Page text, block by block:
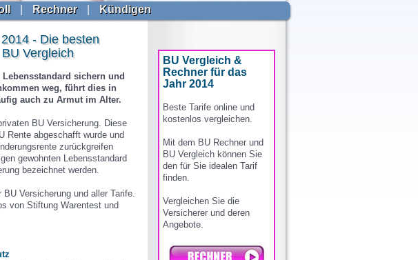
Rechner Kündigen
- Die besten
Vergleich
sichern und
weg, führt dies in
auch zu Armut im Alter.
BU Versicherung. Diese
Rente abgeschafft wurde und
zurückgreifen
gewohnten Lebensstandard
bezeichnet werden.
Versicherung und aller Tarife.
von Stiftung Warentest und
BU Vergleich &
Rechner für das
Jahr 2014
Beste Tarife online und
kostenlos vergleichen.
Mit dem BU Rechner und
BU Vergleich können Sie
den für Sie idealen Tarif
finden.
Vergleichen Sie die
Versicherer und deren
Angebote.